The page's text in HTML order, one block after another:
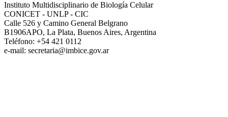
Instituto Multidisciplinario de Biología Celular
CONICET - UNLP - CIC
Calle 526 y Camino General Belgrano
B1906APO, La Plata, Buenos Aires, Argentina
Teléfono: +54 421 0112
e-mail: secretaria@imbice.gov.ar